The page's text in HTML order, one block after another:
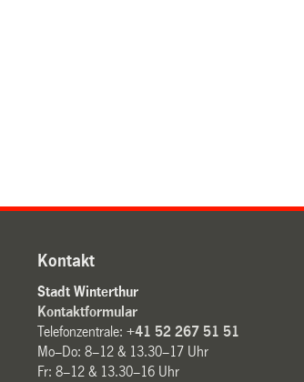
Kontakt
Stadt Winterthur
Kontaktformular
Telefonzentrale:+41 52 267 51 51
Mo–Do: 8–12 & 13.30–17 Uhr
Fr: 8–12 & 13.30–16 Uhr